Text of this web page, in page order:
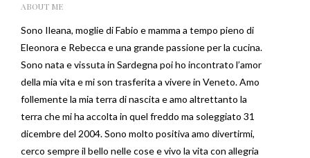
ABOUT ME
Sono Ileana, moglie di Fabio e mamma a tempo pieno di
Eleonora e Rebecca e una grande passione per la cucina.
Sono nata e vissuta in Sardegna poi ho incontrato l’amor
della mia vita e mi son trasferita a vivere in Veneto. Amo
follemente la mia terra di nascita e amo altrettanto la
terra che mi ha accolta in quel freddo ma soleggiato 31
dicembre del 2004. Sono molto positiva amo divertirmi,
cerco sempre il bello nelle cose e vivo la vita con allegria